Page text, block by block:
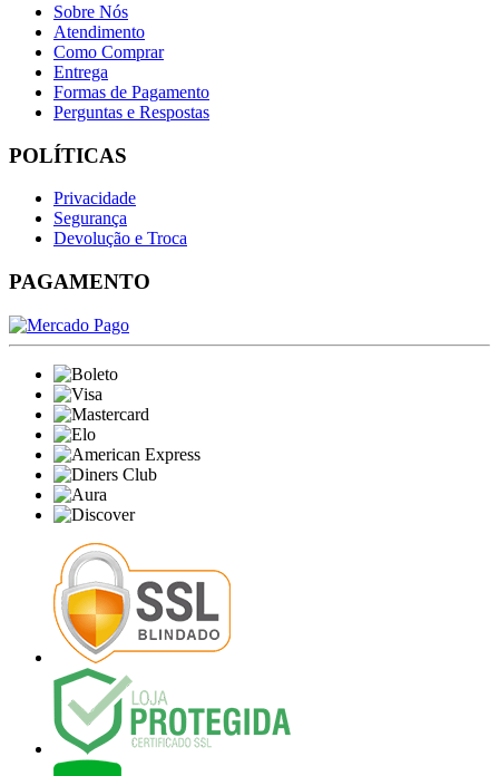
Sobre Nós
Atendimento
Como Comprar
Entrega
Formas de Pagamento
Perguntas e Respostas
POLÍTICAS
Privacidade
Segurança
Devolução e Troca
PAGAMENTO